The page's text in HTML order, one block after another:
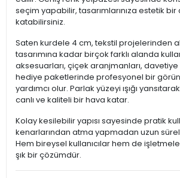
seçim yapabilir, tasarımlarınıza estetik bir
katabilirsiniz.
Saten kurdele 4 cm, tekstil projelerinden
tasarımına kadar birçok farklı alanda
aksesuarları, çiçek aranjmanları,
hediye paketlerinde profesyonel bir
yardımcı olur. Parlak yüzeyi ışığı
canlı ve kaliteli bir hava katar.
Kolay kesilebilir yapısı sayesinde pratik
kenarlarından atma yapmadan uzun
Hem bireysel kullanıcılar hem de
şık bir çözümdür.